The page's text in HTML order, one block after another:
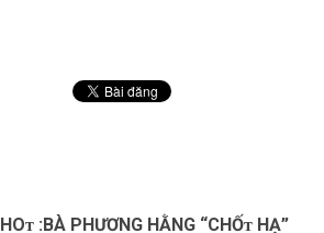
НOᴛ :ВÀ PНƯƠNG НẰNG “CНỐᴛ НẠ”